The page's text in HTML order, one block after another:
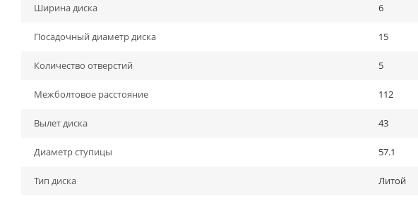
Ширина диска 6
Посадочный диаметр диска 15
Количество отверстий 5
Межболтовое расстояние 112
Вылет диска 43
Диаметр ступицы 57.1
Тип диска Литой